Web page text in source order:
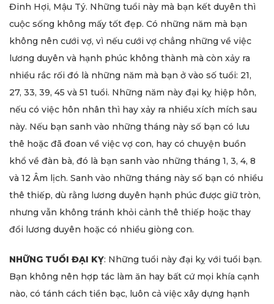
Đinh Hợi, Mậu Tý. Những tuổi này mà bạn kết duyên thì
cuộc sống không mấy tốt đẹp. Có những năm mà bạn
không nên cưới vợ, vì nếu cưới vợ chẳng những về việc
lương duyên và hạnh phúc không thành mà còn xảy ra
nhiều rắc rối đó là những năm mà bạn ở vào số tuổi: 21,
27, 33, 39, 45 và 51 tuổi. Những năm này đại kỵ hiệp hôn,
nếu có việc hôn nhân thì hay xảy ra nhiều xích mích sau
này. Nếu bạn sanh vào những tháng này số bạn có lưu
thê hoặc đã đoan về việc vợ con, hay có chuyện buồn
khổ về đàn bà, đó là bạn sanh vào những tháng 1, 3, 4, 8
và 12 Âm lịch. Sanh vào những tháng này số bạn có nhiều
thê thiếp, dù rằng lương duyên hạnh phúc được giữ tròn,
nhưng vẫn không tránh khỏi cảnh thê thiếp hoặc thay
đổi lương duyên hoặc có nhiều giòng con.
NHỮNG TUỔI ĐẠI KỴ: Những tuổi này đại kỵ với tuổi bạn.
Bạn không nên hợp tác làm ăn hay bất cứ mọi khía cạnh
nào, có tánh cách tiền bạc, luôn cả việc xây dựng hạnh